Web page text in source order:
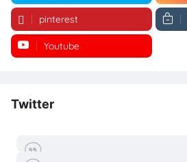
pinterest
Youtube
Twitter